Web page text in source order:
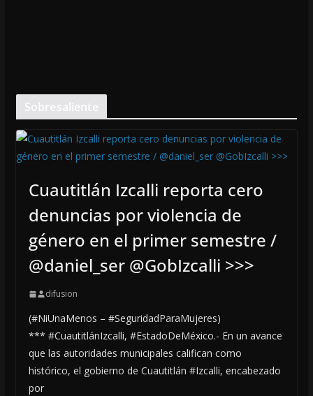
Sobresaliente
Cuautitlán Izcalli reporta cero
denuncias por violencia de
género en el primer semestre /
@daniel_ser @GobIzcalli >>>
difusion
(#NiUnaMenos – #SeguridadParaMujeres)
*** #CuautitlánIzcalli, #EstadoDeMéxico.- En un avance
que las autoridades municipales califican como
histórico, el gobierno de Cuautitlán #Izcalli, encabezado
por